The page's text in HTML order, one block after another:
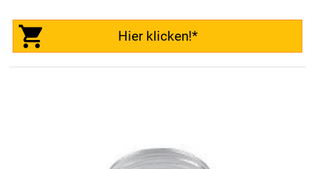
Hier klicken!*